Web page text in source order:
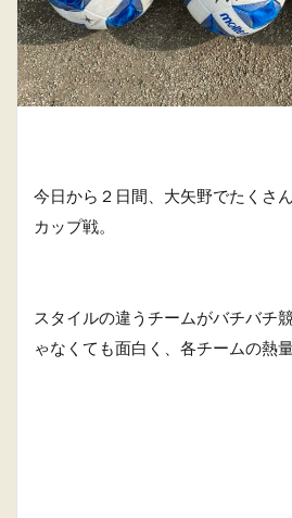
今日から２日間、大矢野でたくさ
カップ戦。
スタイルの違うチームがバチバチ
ゃなくても面白く、各チームの熱